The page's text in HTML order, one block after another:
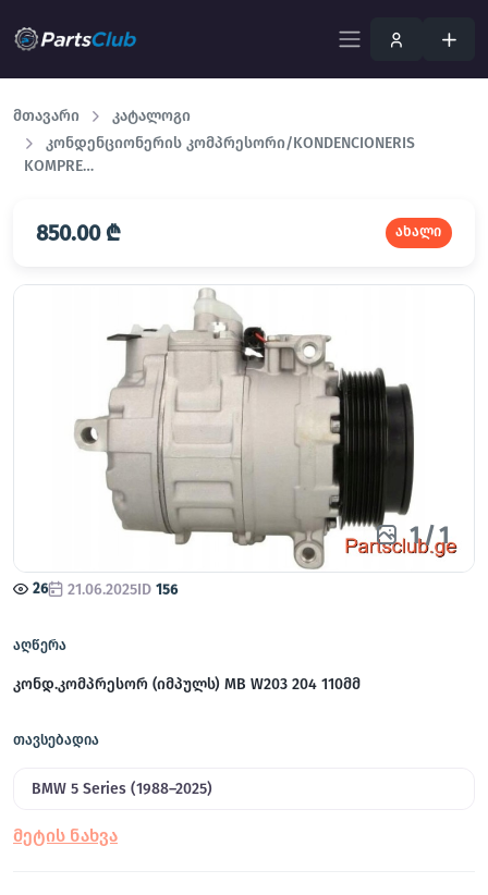
მთავარი
კატალოგი
კონდენციონერის კომპრესორი/KONDENCIONERIS
KOMPRE…
850.00 ₾ ახალი
1/1
26 21.06.2025ID 156
აღწერა
კონდ.კომპრესორ (იმპულს) MB W203 204 110მმ
თავსებადია
BMW 5 Series (1988–2025)